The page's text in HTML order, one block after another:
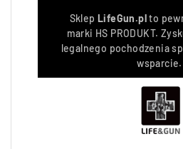
Sklep LifeGun.plto
marki HS PRODUKT.
legalnego pochodzenia
wsparcie.